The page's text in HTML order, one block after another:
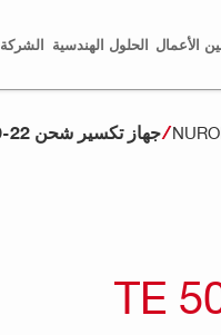
الأعمال الحلول الهندسية الشركة
جهاز تكسير شحن TE 500-22